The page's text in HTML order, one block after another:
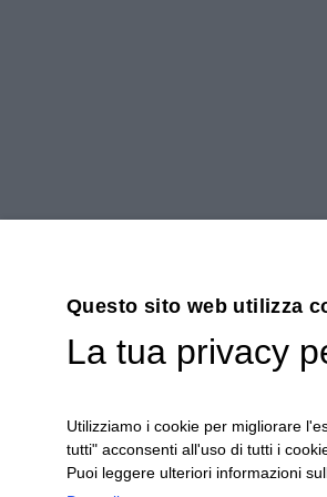
Questo sito web utilizza
La tua privacy
Utilizziamo i cookie per migliorare
tutti" acconsenti all'uso di tutti i
Puoi leggere ulteriori informazioni